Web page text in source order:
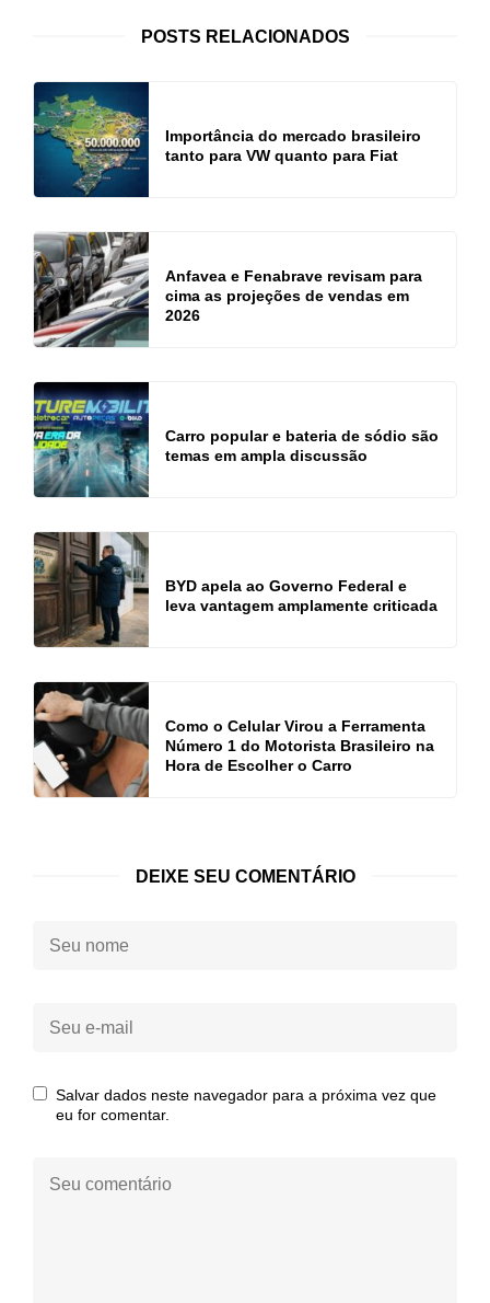
POSTS RELACIONADOS
Importância do mercado brasileiro
tanto para VW quanto para Fiat
Anfavea e Fenabrave revisam para
cima as projeções de vendas em
2026
Carro popular e bateria de sódio são
temas em ampla discussão
BYD apela ao Governo Federal e
leva vantagem amplamente criticada
Como o Celular Virou a Ferramenta
Número 1 do Motorista Brasileiro na
Hora de Escolher o Carro
DEIXE SEU COMENTÁRIO
Seu
nome:
Seu
Salvar dados neste navegador para a próxima vez que
eu for comentar.
comentário: